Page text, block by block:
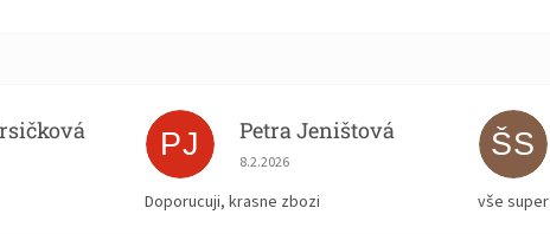
je 5 z 5 hvězdiček.PJ Petra Jeništová
Hodnocení obchodu je 5 z 5 hvězdiček.
8.2.2026
Doporucuji, krasne zbozi
ŠS
vše super